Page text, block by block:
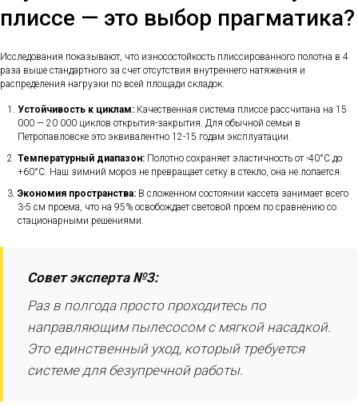
плиссе — это выбор прагматика?
Исследования показывают, что износостойкость плиссированного полотна в 4
раза выше стандартного за счет отсутствия внутреннего натяжения и
распределения нагрузки по всей площади складок.
Устойчивость к циклам: Качественная система плиссе рассчитана на 15
000 — 20 000 циклов открытия-закрытия. Для обычной семьи в
Петропавловске это эквивалентно 12-15 годам эксплуатации.
Температурный диапазон: Полотно сохраняет эластичность от -40°C до
+60°C. Наш зимний мороз не превращает сетку в стекло, она не лопается.
Экономия пространства: В сложенном состоянии кассета занимает всего
3-5 см проема, что на 95% освобождает световой проем по сравнению со
стационарными решениями.
Совет эксперта №3:
Раз в полгода просто проходитесь по
направляющим пылесосом с мягкой насадкой.
Это единственный уход, который требуется
системе для безупречной работы.